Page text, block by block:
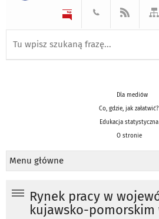
Dla mediów
Co, gdzie, jak załatwić?
Edukacja statystyczna
O stronie
Menu główne
Rynek pracy w
kujawsko-pomorskim